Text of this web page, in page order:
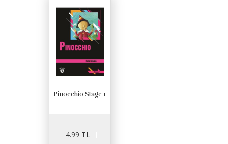
Pinocchio Stage 1
4.99 TL